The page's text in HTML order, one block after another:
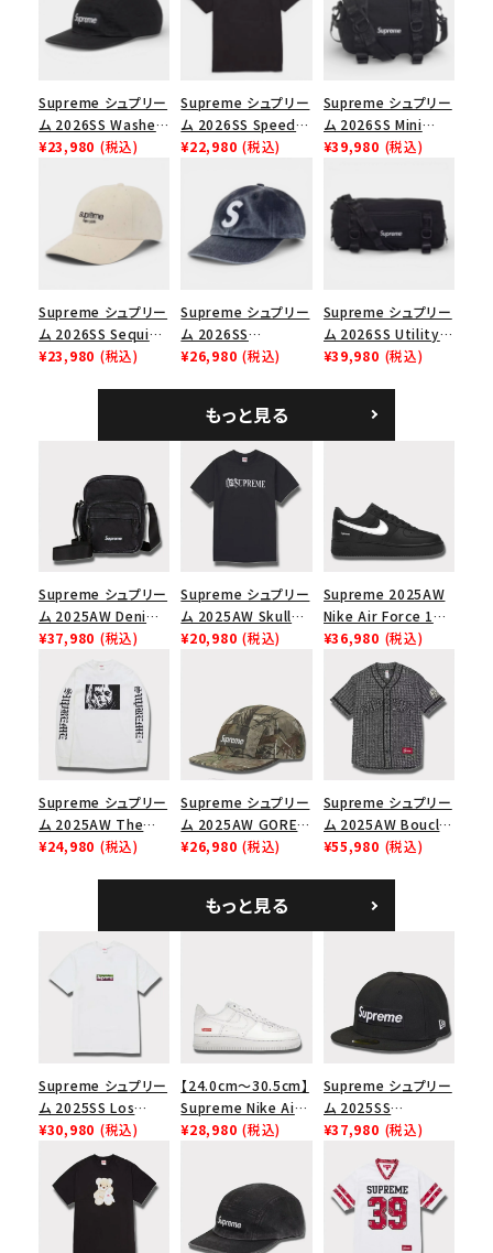
コラボレーションブランドから探す
シーズンから探す
並び順
価格から探す
円 ～
円
在庫のない商品を表示する
絞り込んで検索する
Supreme シュプリー
ム 2026SS Washed
Chino Twill Camp
ノツイル キャンプキャ
ップ ブラック
¥23,980 (税込)
Supreme シュプリー
ム 2026SS Speed
Tee スピードTシャツ
¥22,980 (税込)
Supreme シュプリー
ム 2026SS Mini
Duffle Bag ミニダッ
¥39,980 (税込)
Supreme シュプリー
ム 2026SS Sequin
Denim Classic
ャップ ナチュラル
¥23,980 (税込)
Supreme シュプリー
ム 2026SS
Pigment Coated S
ゴ 6パネル ネイビー
¥26,980 (税込)
Supreme シュプリー
ム 2026SS Utility
Bag ユーティリティ
¥39,980 (税込)
もっと見る
Supreme シュプリー
ム 2025AW Denim
Shoulder Bag デニ
ブラック
¥37,980 (税込)
Supreme シュプリー
ム 2025AW Skull
Tee スカル Tシャツ
¥20,980 (税込)
Supreme 2025AW
Nike Air Force 1
Low シュプリーム ナ
イキエアフォース１ス
ニーカー シューズ ブ
ラック
¥36,980 (税込)
Supreme シュプリー
ム 2025AW The
Exorcist Mother
¥24,980 (税込)
Supreme シュプリー
ム 2025AW GORE-
TEX Zip Pocket
キャンプ キャップ リ
アルツリーAPカモ
¥26,980 (税込)
Supreme シュプリー
ム 2025AW Boucle
Baseball Jersey ブ
¥55,980 (税込)
もっと見る
Supreme シュプリー
ム 2025SS Los
Angeles Fire Relief
Box Logo Tee ファ
イヤーリリーフボック
スロゴTシャツ ホワ
イト 白
¥30,980 (税込)
【24.0cm～30.5cm】
Supreme Nike Air
Force 1 Low シュプ
ューズ ホワイト
¥28,980 (税込)
Supreme シュプリー
ム 2025SS
Championship Box
チャンピオンシップボ
ックスロゴニューエラ
キャップ ブラック 黒
¥37,980 (税込)